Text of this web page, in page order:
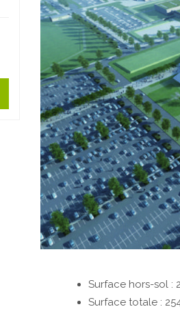
Surface hors-sol :
Surface totale :